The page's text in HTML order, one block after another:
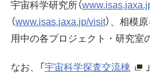
大気球
ミッションに 関連して思うこと
プラネタリーディフェンス（地球防
見学案内
宇宙科学講演会
特別公開
宇宙科学研究所賞
ビジョン
研究者総覧「あいさすmap」
宇宙科学研究所（
（www.isas.jaxa.jp/visit）、相模
用中の各プロジェクト・研究室
なお、「宇宙科学探査交流棟